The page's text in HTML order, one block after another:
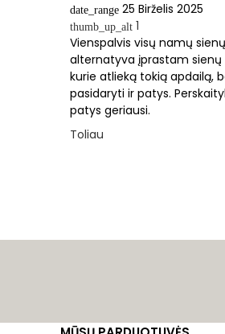
date_range 25 Birželis 2025
thumb_up_alt 1
Vienspalvis visų namų
alternatyva įprastam sienų
kurie atlieką tokią apdailą,
pasidaryti ir patys.
patys geriausi.
Toliau